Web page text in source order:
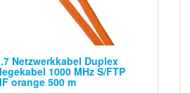
Netzwerkkabel Duplex
1000 MHz S/FTP
orange 500 m